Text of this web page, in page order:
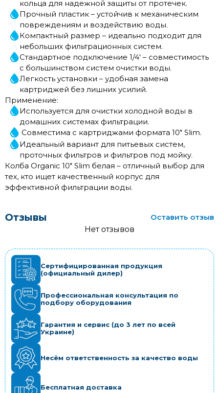
кольца для надежной защиты от протечек.
Прочный пластик – устойчив к механическим
повреждениям и воздействию воды.
Компактный размер – идеально подходит для
небольших фильтрационных систем.
Стандартное подключение 1/4' – совместимость
с большинством систем очистки воды.
Легкость установки – удобная замена
картриджей без лишних усилий.
Применение:
Используется для очистки холодной воды в
домашних системах фильтрации.
Совместима с картриджами формата 10" Slim.
Идеальный вариант для питьевых систем,
проточных фильтров и фильтров под мойку.
Колба Organic 10" Slim белая – отличный выбор для
тех, кто ищет качественный корпус для
эффективной фильтрации воды.
Отзывы
Оставить отзыв
Нет отзывов
Сертифицированная продукция
(официальный дилер)
Профессиональная консультация по
подбору оборудования
Гарантия и сервис (до 3 лет по всей
Украине)
Несём ответственность за качество воды
Бесплатная доставка